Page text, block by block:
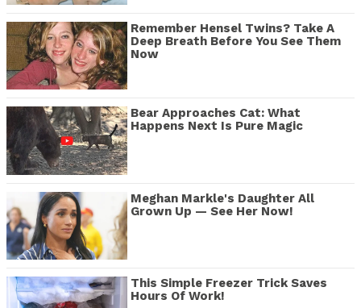
Remember Hensel Twins? Take A
Deep Breath Before You See Them
Now
Bear Approaches Cat: What
Happens Next Is Pure Magic
Meghan Markle's Daughter All
Grown Up — See Her Now!
This Simple Freezer Trick Saves
Hours Of Work!